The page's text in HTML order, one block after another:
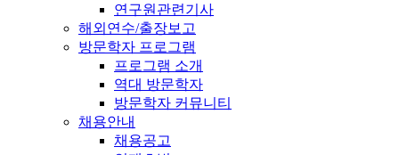
연구원관련기사
해외연수/출장보고
방문학자 프로그램
프로그램 소개
역대 방문학자
방문학자 커뮤니티
채용안내
채용공고